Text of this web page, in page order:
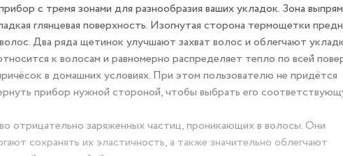
с тремя зонами для разнообразия ваших укладок. Зона
глянцевая поверхность. Изогнутая сторона термощетки
Два ряда щетинок улучшают захват волос и облегчают
к волосам и равномерно распределяет тепло по всей
в домашних условиях. При этом пользователю не придётся
прибор нужной стороной, чтобы выбрать его
отрицательно заряженных частиц, проникающих в волосы. Они
сохранять их эластичность, а также значительно облегчают